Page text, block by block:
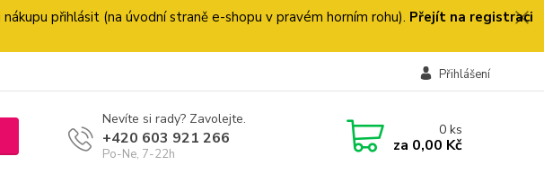
přihlásit (na úvodní straně e-shopu v pravém horním rohu). Přejít na registraci
Přihlášení
Nevíte si rady? Zavolejte.
+420 603 921 266
Po-Ne, 7-22h
0ks
za 0,00 Kč